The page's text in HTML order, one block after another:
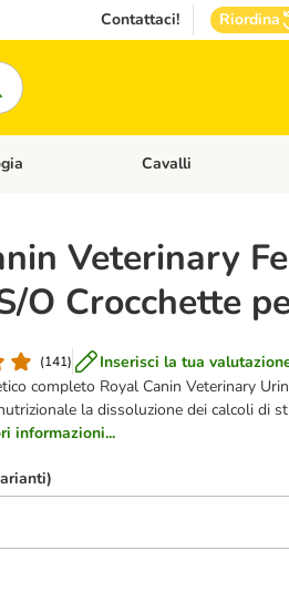
Contattaci! Riordina
Roditori & UccelliApri Menù Categoria:
Cavalli
Veterinary
O Crocchette
(141)
Inserisci la tua
completo Royal Canin Veterinary
la dissoluzione dei calcoli di
informazioni...